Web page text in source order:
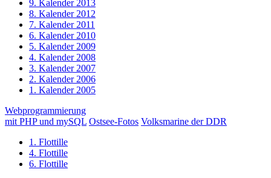
9. Kalender 2013
8. Kalender 2012
7. Kalender 2011
6. Kalender 2010
5. Kalender 2009
4. Kalender 2008
3. Kalender 2007
2. Kalender 2006
1. Kalender 2005
Webprogrammierung
mit PHP und mySQL Ostsee-Fotos Volksmarine der DDR
1. Flottille
4. Flottille
6. Flottille